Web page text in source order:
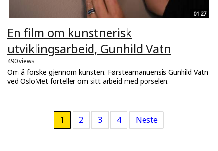
01:27
En film om kunstnerisk
utviklingsarbeid, Gunhild Vatn
490 views
Om å forske gjennom kunsten. Førsteamanuensis Gunhild Vatn
ved OsloMet forteller om sitt arbeid med porselen.
1 2 3 4 Neste